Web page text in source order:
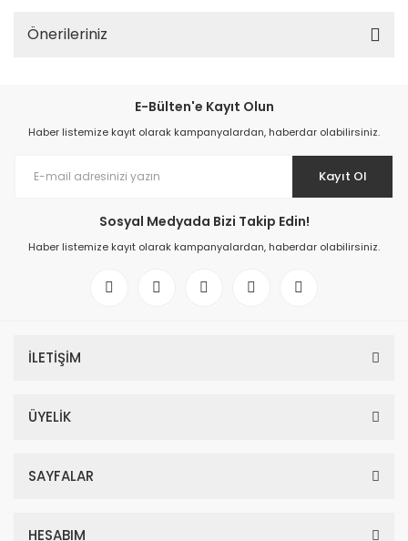
Önerileriniz
E-Bülten'e Kayıt Olun
Haber listemize kayıt olarak kampanyalardan, haberdar olabilirsiniz.
Kayıt Ol
Sosyal Medyada Bizi Takip Edin!
Haber listemize kayıt olarak kampanyalardan, haberdar olabilirsiniz.
İLETİŞİM
ÜYELİK
SAYFALAR
HESABIM